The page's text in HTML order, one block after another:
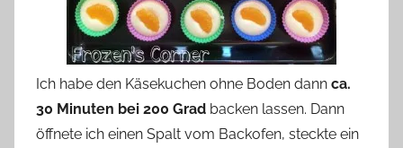
Ich habe den Käsekuchen ohne Boden dann ca.
30 Minuten bei 200 Grad backen lassen. Dann
öffnete ich einen Spalt vom Backofen, steckte ein